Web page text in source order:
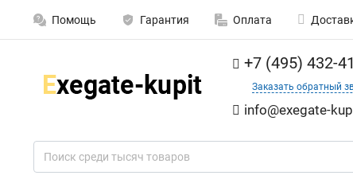
Помощь Гарантия Оплата
+7 (495) 432-
Заказать обратный
info@exegate-